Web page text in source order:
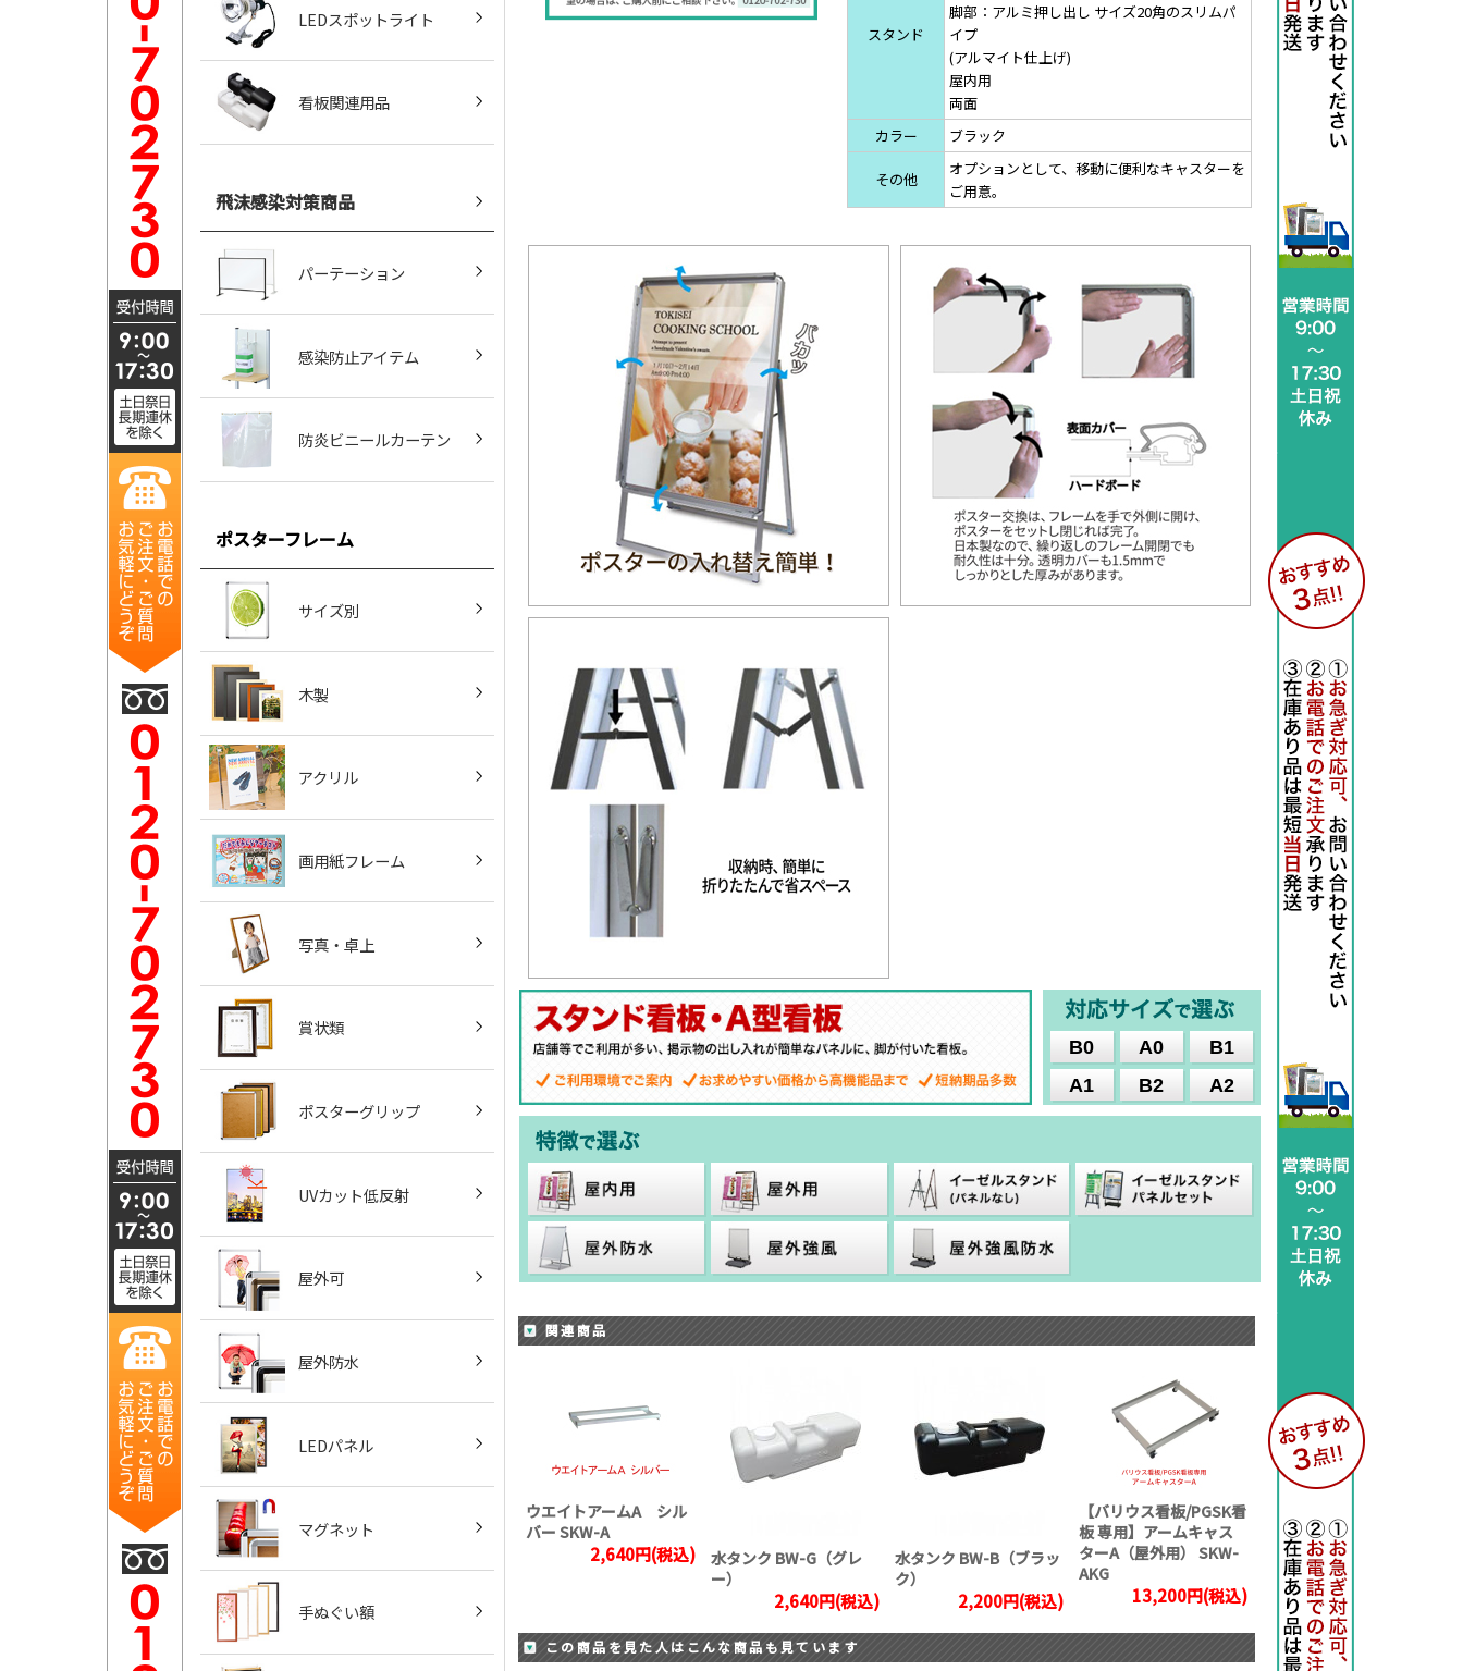
LEDスポットライト
看板関連用品
飛沫感染対策商品
パーテーション
感染防止アイテム
防炎ビニールカーテン
ポスターフレーム
サイズ別
木製
アクリル
画用紙フレーム
写真・卓上
賞状類
ポスターグリップ
UVカット低反射
屋外可
屋外防水
LEDパネル
マグネット
手ぬぐい額
スタンド
脚部：アルミ押し出し サイズ20角のスリムパ
イプ
(アルマイト仕上げ)
屋内用
両面
カラー
ブラック
その他
オプションとして、移動に便利なキャスターを
ご用意。
関連商品
ウエイトアームA シル
バー SKW-A
2,640円(税込)
水タンク BW-G（グレ
ー）
2,640円(税込)
水タンク BW-B（ブラッ
ク）
2,200円(税込)
【バリウス看板/PGSK看
板 専用】アームキャス
ターA（屋外用） SKW-
AKG
13,200円(税込)
この商品を見た人はこんな商品も見ています